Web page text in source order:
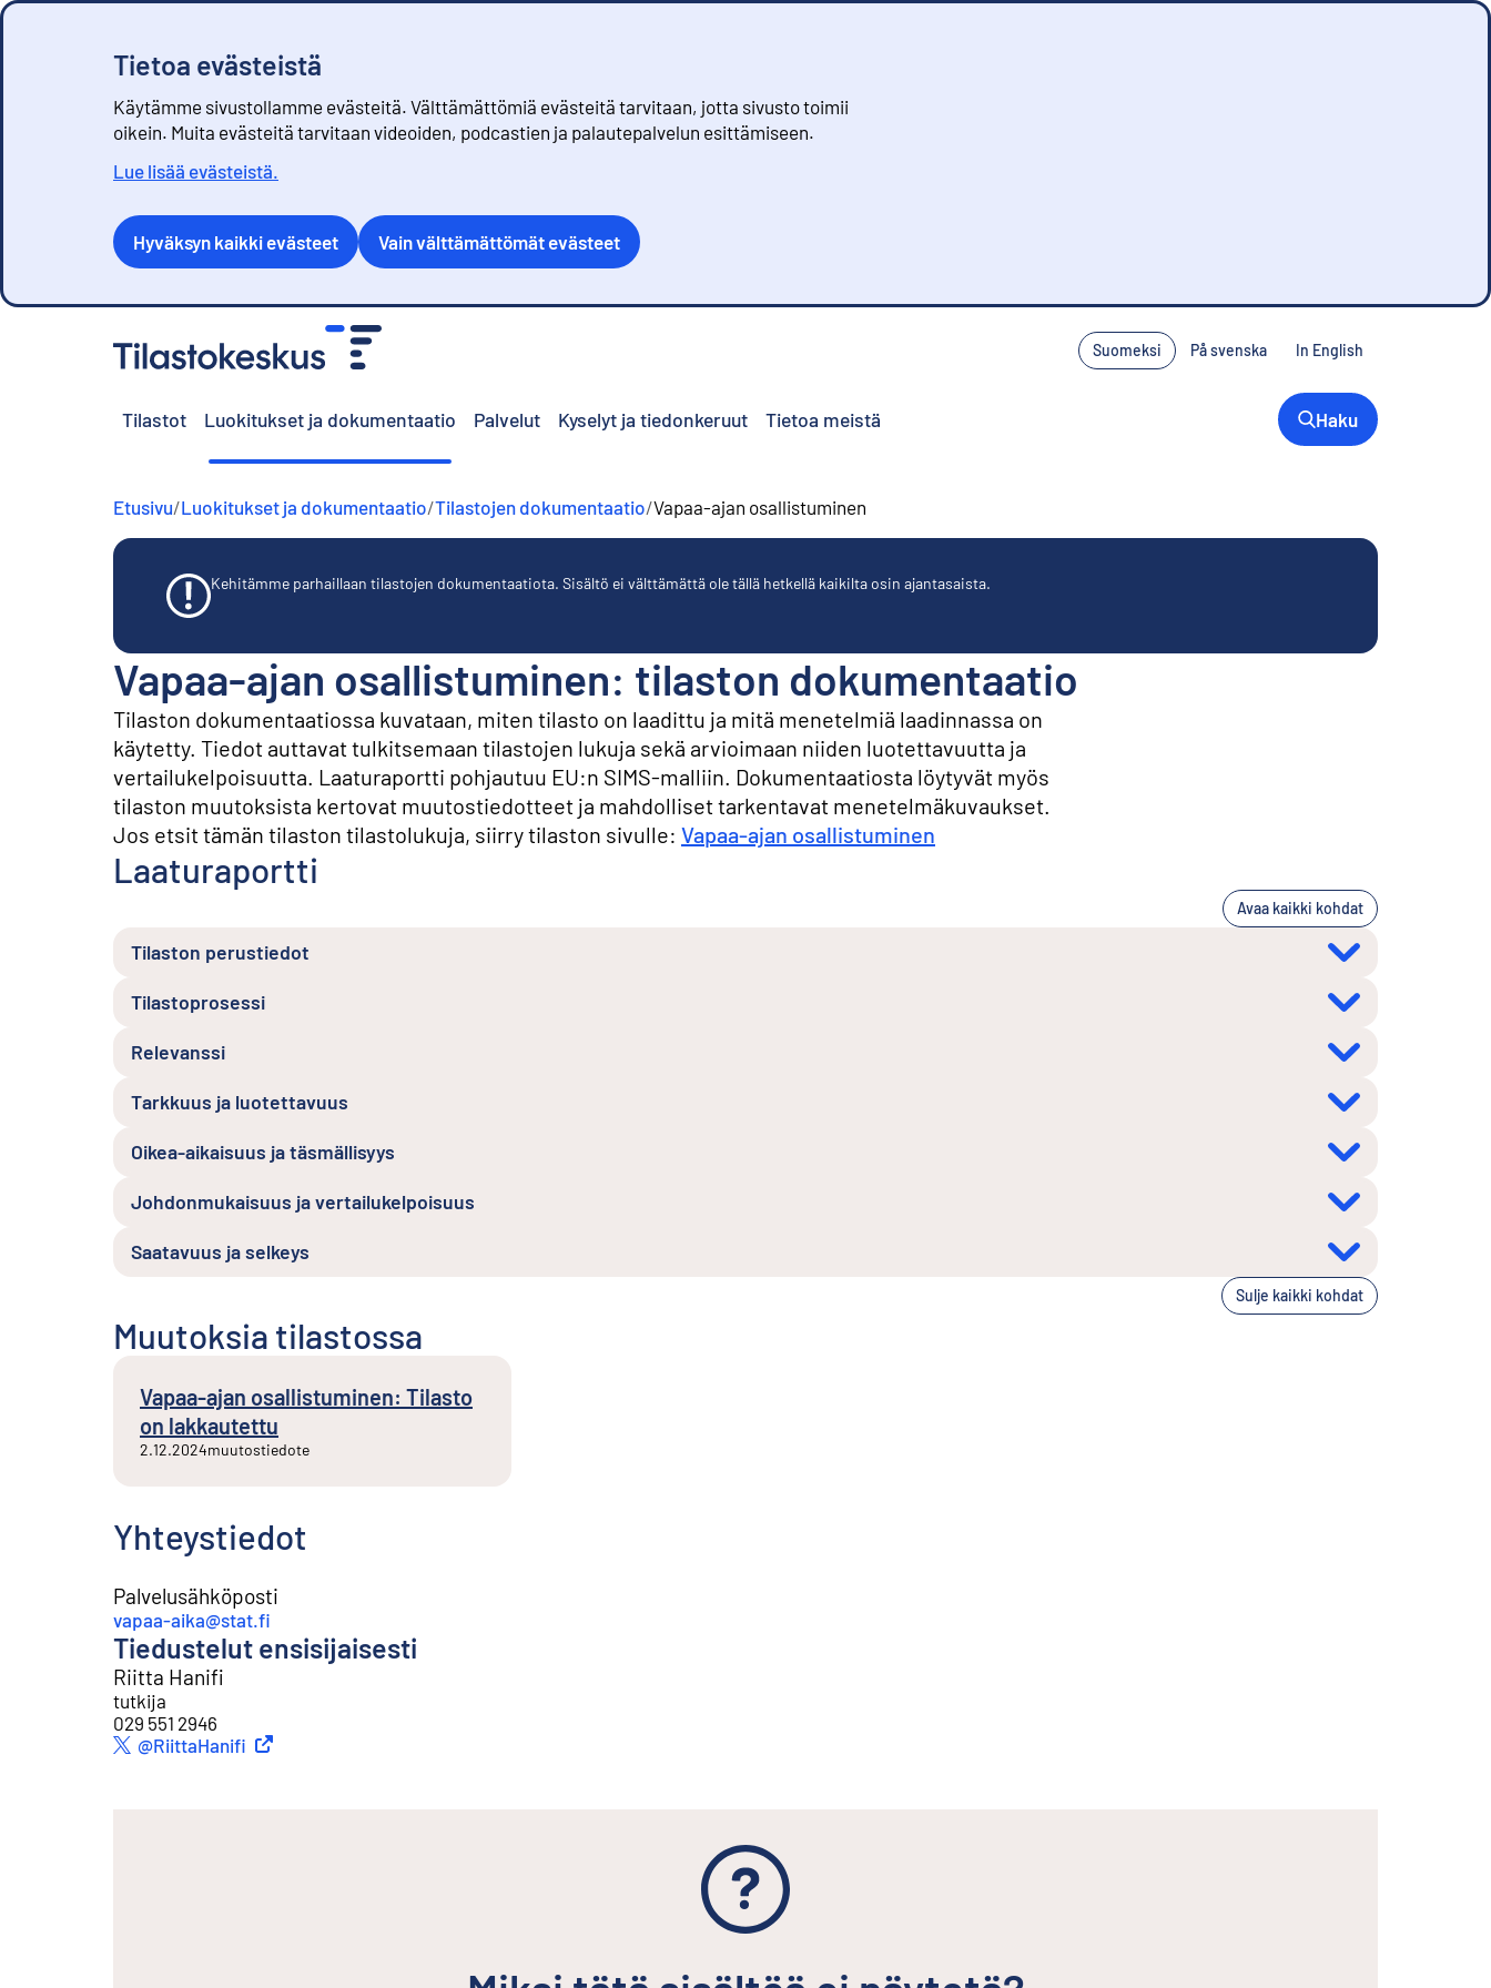
Tietoa evästeistä
Käytämme sivustollamme evästeitä. Välttämättömiä evästeitä tarvitaan, jotta sivusto toimii
oikein. Muita evästeitä tarvitaan videoiden, podcastien ja palautepalvelun esittämiseen.
Lue lisää evästeistä.
Hyväksyn kaikki evästeet Vain välttämättömät evästeet
Suomeksi På svenska In English
Tilastot Luokitukset ja dokumentaatio Palvelut Kyselyt ja tiedonkeruut Tietoa meistä Haku
Etusivu/Luokitukset ja dokumentaatio/Tilastojen dokumentaatio/Vapaa-ajan osallistuminen
Kehitämme parhaillaan tilastojen dokumentaatiota. Sisältö ei välttämättä ole tällä hetkellä kaikilta osin ajantasaista.
Vapaa-ajan osallistuminen: tilaston dokumentaatio
Tilaston dokumentaatiossa kuvataan, miten tilasto on laadittu ja mitä menetelmiä laadinnassa on
käytetty. Tiedot auttavat tulkitsemaan tilastojen lukuja sekä arvioimaan niiden luotettavuutta ja
vertailukelpoisuutta. Laaturaportti pohjautuu EU:n SIMS-malliin. Dokumentaatiosta löytyvät myös
tilaston muutoksista kertovat muutostiedotteet ja mahdolliset tarkentavat menetelmäkuvaukset.
Jos etsit tämän tilaston tilastolukuja, siirry tilaston sivulle: Vapaa-ajan osallistuminen
Laaturaportti
Avaa kaikki kohdat
Tilaston perustiedot
Tilastoprosessi
Relevanssi
Tarkkuus ja luotettavuus
Oikea-aikaisuus ja täsmällisyys
Johdonmukaisuus ja vertailukelpoisuus
Saatavuus ja selkeys
Sulje kaikki kohdat
Muutoksia tilastossa
Vapaa-ajan osallistuminen: Tilasto
on lakkautettu
2.12.2024muutostiedote
Yhteystiedot
Palvelusähköposti
vapaa-aika@stat.fi
Tiedustelut ensisijaisesti
Riitta Hanifi
tutkija
029 551 2946
Ulkoinen linkkiTwitter
@RiittaHanifi